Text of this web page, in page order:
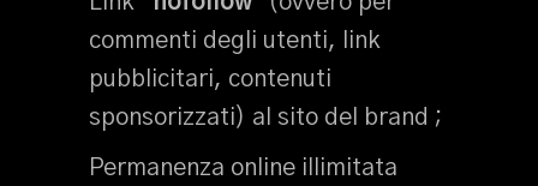
commenti degli utenti, link
pubblicitari, contenuti
sponsorizzati) al sito del brand ;
Permanenza online illimitata